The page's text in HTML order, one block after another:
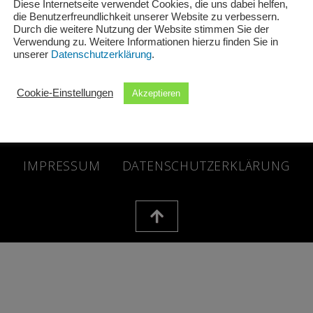
2026 Schuh + Sport Schwind GbR | Powered by Schuh +
IMPRESSUM DATENSCHUTZERKLÄRUNG
Diese Internetseite verwendet Cookies, die uns dabei helfen,
die Benutzerfreundlichkeit unserer Website zu verbessern.
Durch die weitere Nutzung der Website stimmen Sie der
Verwendung zu. Weitere Informationen hierzu finden Sie in
unserer Datenschutzerklärung.
Cookie-Einstellungen Akzeptieren